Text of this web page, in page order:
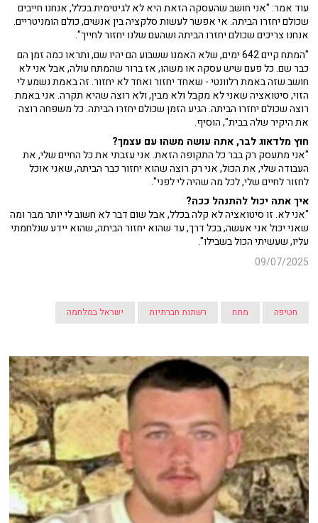
עוד אמר: "אני חושב שהעסקה הזאת היא לא לגיטימית בכלל, אנחנו חייבים
שכולם יחזרו הביתה. אי אפשר לעשות סלקציה בין אנשים, כולם הומניטריים.
אנחנו צריכים שכולם יחזרו הביתה ושהעם שלנו יחזור לחייך".
"המתח קיים 642 ימים, שלא האמנו ששבוע הם יהיו שם, ותראו כמה זמן הם
כבר שם. כל פעם שיש עסקה או משהו, אז ברור שהמתח עולה, אבל אני לא
חושב שזה באמת רלוונטי - שאחד יחזור ואחד לא יחזור. זה באמת נשמע לי
הזוי, סיטואציה שאני לא מקבל ולא מבין, ולא רוצה שהיא תקרה. אני באמת
רוצה שכולם יחזרו הביתה. הגיע הזמן שכולם יחזרו הביתה. כל משפחה רוצה
את היקיר שלה בבית", הוסיף.
חוץ מלדאוג לבר, אתה עושה משהו עם עצמך?
"אני מתעסק רק בבר כל התקופה הזאת. אני עזבתי את כל החיים שלי, את
העבודה שלי, את הכול, אני רק רוצה שהוא יחזור כבר הביתה, שאני אוכל
לחזור לחיים שלי, לכל מה שהיה לי לפני".
איך אתה יכול להתנהל ככה?
"אני לא. זו סיטואציה לא קלה בכלל, אבל שום דבר לא חשוב לי יותר מבר ומה
שאני יכול אני אעשה, בכל דרך, עד שהוא יחזור הביתה, שהוא יידע שנלחמתי
עליו, שעשיתי הכול בשבילו".
09/07/2025
חטיפה מתח רשתות חברתיות ישראל במלחמה